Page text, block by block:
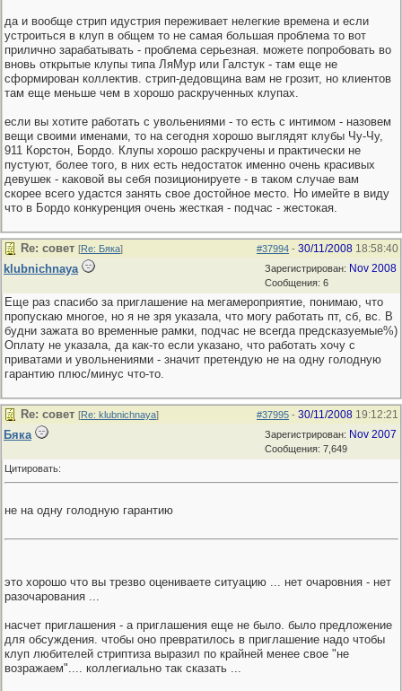
да и вообще стрип идустрия переживает нелегкие времена и если
устроиться в клуп в общем то не самая большая проблема то вот
прилично зарабатывать - проблема серьезная. можете попробовать во
вновь открытые клупы типа ЛяМур или Галстук - там еще не
сформирован коллектив. стрип-дедовщина вам не грозит, но клиентов
там еще меньше чем в хорошо раскрученных клупах.
если вы хотите работать с увольениями - то есть с интимом - назовем
вещи своими именами, то на сегодня хорошо выглядят клубы Чу-Чу,
911 Корстон, Бордо. Клупы хорошо раскручены и практически не
пустуют, более того, в них есть недостаток именно очень красивых
девушек - каковой вы себя позиционируете - в таком случае вам
скорее всего удастся занять свое достойное место. Но имейте в виду
что в Бордо конкуренция очень жесткая - подчас - жестокая.
#37994 - 30/11/2008 18:58:40
Re: совет [Re: Бяка]
Зарегистрирован: Nov 2008
Сообщения: 6
klubnichnaya
Еще раз спасибо за приглашение на мегамероприятие, понимаю, что
пропускаю многое, но я не зря указала, что могу работать пт, сб, вс. В
будни зажата во временные рамки, подчас не всегда предсказуемые%)
Оплату не указала, да как-то если указано, что работать хочу с
приватами и увольнениями - значит претендую не на одну голодную
гарантию плюс/минус что-то.
#37995 - 30/11/2008 19:12:21
Re: совет [Re: klubnichnaya]
Зарегистрирован: Nov 2007
Сообщения: 7,649
Бяка
Цитировать:
не на одну голодную гарантию
это хорошо что вы трезво оцениваете ситуацию ... нет очаровния - нет
разочарования ...
насчет приглашения - а приглашения еще не было. было предложение
для обсуждения. чтобы оно превратилось в приглашение надо чтобы
клуп любителей стриптиза выразил по крайней менее свое "не
возражаем".... коллегиально так сказать ...